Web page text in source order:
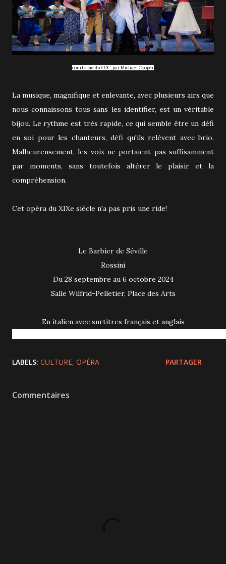
courtoisie du COC, par Michael Cooper
La musique, magnifique et enlevante, avec plusieurs airs que
nous connaissons tous sans les identifier, est un véritable
bijou. Le rythme est très rapide, ce qui semble être un défi
en soi pour les chanteurs, défi qu'ils relèvent avec brio.
Malheureusement, les voix ne portaient pas suffisamment
par moments, sans toutefois altérer le plaisir et la
compréhension.
Cet opéra du XIXe siècle n'a pas pris une ride!
Le Barbier de Séville
Rossini
Du 28 septembre au 6 octobre 2024
Salle Wilfrid-Pelletier, Place des Arts
En italien avec surtitres français et anglais
LABELS: CULTURE OPÉRA PARTAGER
Commentaires